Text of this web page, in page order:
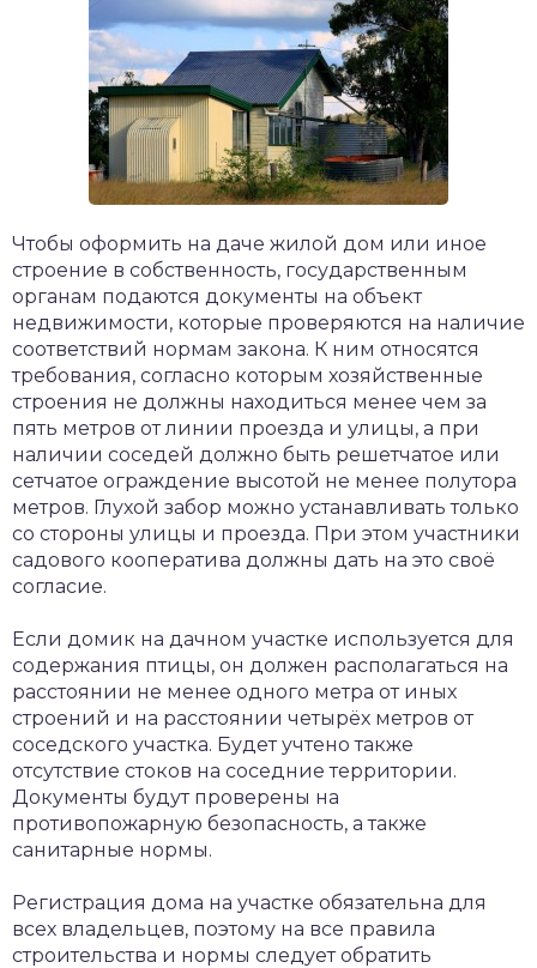
Чтобы оформить на даче жилой дом или иное
строение в собственность, государственным
органам подаются документы на объект
недвижимости, которые проверяются на наличие
соответствий нормам закона. К ним относятся
требования, согласно которым хозяйственные
строения не должны находиться менее чем за
пять метров от линии проезда и улицы, а при
наличии соседей должно быть решетчатое или
сетчатое ограждение высотой не менее полутора
метров. Глухой забор можно устанавливать только
со стороны улицы и проезда. При этом участники
садового кооператива должны дать на это своё
согласие.
Если домик на дачном участке используется для
содержания птицы, он должен располагаться на
расстоянии не менее одного метра от иных
строений и на расстоянии четырёх метров от
соседского участка. Будет учтено также
отсутствие стоков на соседние территории.
Документы будут проверены на
противопожарную безопасность, а также
санитарные нормы.
Регистрация дома на участке обязательна для
всех владельцев, поэтому на все правила
строительства и нормы следует обратить